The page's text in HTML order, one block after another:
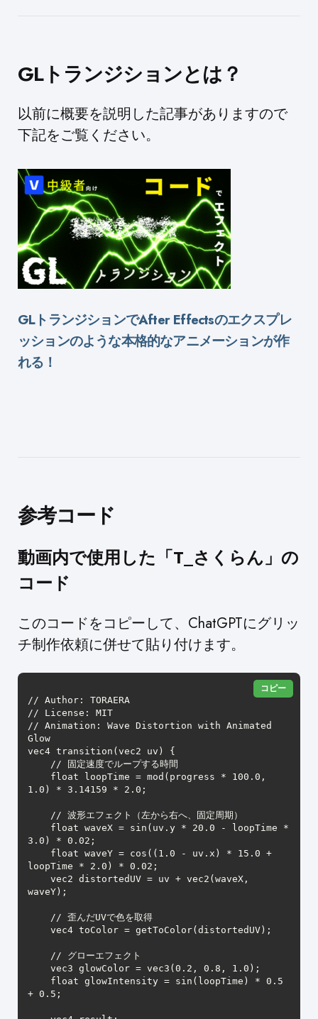
GLトランジションとは？
以前に概要を説明した記事がありますので
下記をご覧ください。
GLトランジションでAfter Effectsのエクスプレ
ッションのような本格的なアニメーションが作
れる！
参考コード
動画内で使用した「T_さくらん」の
コード
このコードをコピーして、ChatGPTにグリッ
チ制作依頼に併せて貼り付けます。
// Author: TORAERA
// License: MIT
// Animation: Wave Distortion with Animated
Glow
vec4 transition(vec2 uv) {
1.0) * 3.14159 * 2.0;
3.0) * 0.02;
loopTime * 2.0) * 0.02;
waveY);
+ 0.5;
コピー